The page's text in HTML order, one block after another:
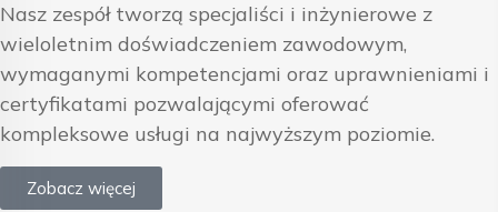
Nasz zespół tworzą specjaliści i inżynierowe z
wieloletnim doświadczeniem zawodowym,
wymaganymi kompetencjami oraz uprawnieniami i
certyfikatami pozwalającymi oferować
kompleksowe usługi na najwyższym poziomie.
Zobacz więcej